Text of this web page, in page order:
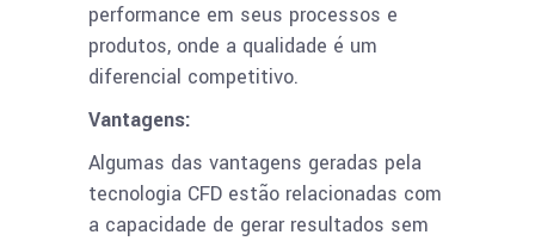
performance em seus processos e
produtos, onde a qualidade é um
diferencial competitivo.
Vantagens:
Algumas das vantagens geradas pela
tecnologia CFD estão relacionadas com
a capacidade de gerar resultados sem